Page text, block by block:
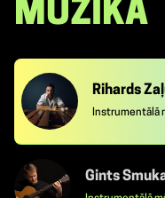
MŪZIKA
Rihards
Instrumentālā
Gints